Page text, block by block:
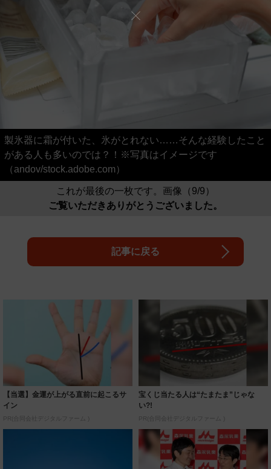
製氷器に霜が付いた、氷がとれない……そんな経験したこと
がある人も多いのでは？！※写真はイメージです
（andov/stock.adobe.com）
これが最後の一枚です。画像（9/9）
ご覧いただきありがとうございました。
記事に戻る
【当選】金運が上がる直前に起こるサ
イン
PR(合同会社デジタルファーム )
宝くじ当たる人は“たまたま”じゃな
い?!
PR(合同会社デジタルファーム )